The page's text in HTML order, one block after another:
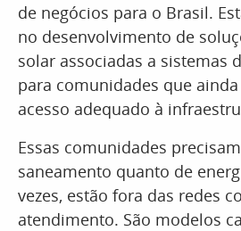
de negócios para o Brasil.
no desenvolvimento de
solar associadas a sistemas
para comunidades que
acesso adequado à
Essas comunidades
saneamento quanto de
vezes, estão fora das redes
atendimento. São modelos